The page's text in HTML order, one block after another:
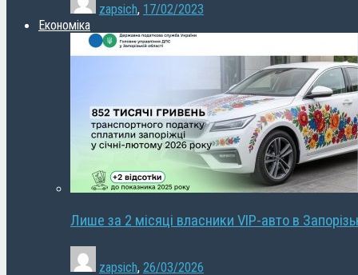
zapsich, 17/02/2023
Економіка
Лише за 2 місяці власники VIP-авто в
zapsich, 26/03/2026